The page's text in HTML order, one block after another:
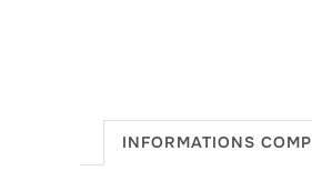
INFORMATIONS